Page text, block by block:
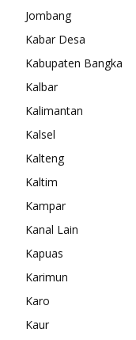
Jombang
Kabar Desa
Kabupaten Bangka
Kalbar
Kalimantan
Kalsel
Kalteng
Kaltim
Kampar
Kanal Lain
Kapuas
Karimun
Karo
Kaur